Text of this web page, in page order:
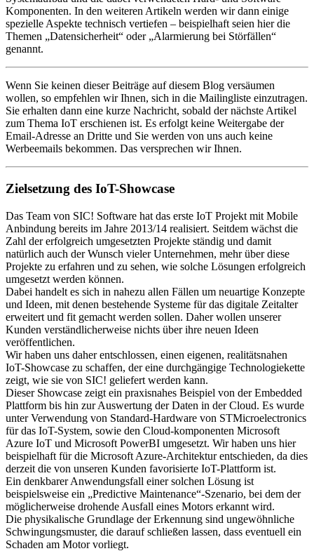
Komponenten. In den weiteren Artikeln werden wir dann einige
spezielle Aspekte technisch vertiefen – beispielhaft seien hier die
Themen „Datensicherheit“ oder „Alarmierung bei Störfällen“
genannt.
Wenn Sie keinen dieser Beiträge auf diesem Blog versäumen
wollen, so empfehlen wir Ihnen, sich in die Mailingliste einzutragen.
Sie erhalten dann eine kurze Nachricht, sobald der nächste Artikel
zum Thema IoT erschienen ist. Es erfolgt keine Weitergabe der
Email-Adresse an Dritte und Sie werden von uns auch keine
Werbeemails bekommen. Das versprechen wir Ihnen.
Zielsetzung des IoT-Showcase
Das Team von SIC! Software hat das erste IoT Projekt mit Mobile
Anbindung bereits im Jahre 2013/14 realisiert. Seitdem wächst die
Zahl der erfolgreich umgesetzten Projekte ständig und damit
natürlich auch der Wunsch vieler Unternehmen, mehr über diese
Projekte zu erfahren und zu sehen, wie solche Lösungen erfolgreich
umgesetzt werden können.
Dabei handelt es sich in nahezu allen Fällen um neuartige Konzepte
und Ideen, mit denen bestehende Systeme für das digitale Zeitalter
erweitert und fit gemacht werden sollen. Daher wollen unserer
Kunden verständlicherweise nichts über ihre neuen Ideen
veröffentlichen.
Wir haben uns daher entschlossen, einen eigenen, realitätsnahen
IoT-Showcase zu schaffen, der eine durchgängige Technologiekette
zeigt, wie sie von SIC! geliefert werden kann.
Dieser Showcase zeigt ein praxisnahes Beispiel von der Embedded
Plattform bis hin zur Auswertung der Daten in der Cloud. Es wurde
unter Verwendung von Standard-Hardware von STMicroelectronics
für das IoT-System, sowie den Cloud-komponenten Microsoft
Azure IoT und Microsoft PowerBI umgesetzt. Wir haben uns hier
beispielhaft für die Microsoft Azure-Architektur entschieden, da dies
derzeit die von unseren Kunden favorisierte IoT-Plattform ist.
Ein denkbarer Anwendungsfall einer solchen Lösung ist
beispielsweise ein „Predictive Maintenance“-Szenario, bei dem der
möglicherweise drohende Ausfall eines Motors erkannt wird.
Die physikalische Grundlage der Erkennung sind ungewöhnliche
Schwingungsmuster, die darauf schließen lassen, dass eventuell ein
Schaden am Motor vorliegt.